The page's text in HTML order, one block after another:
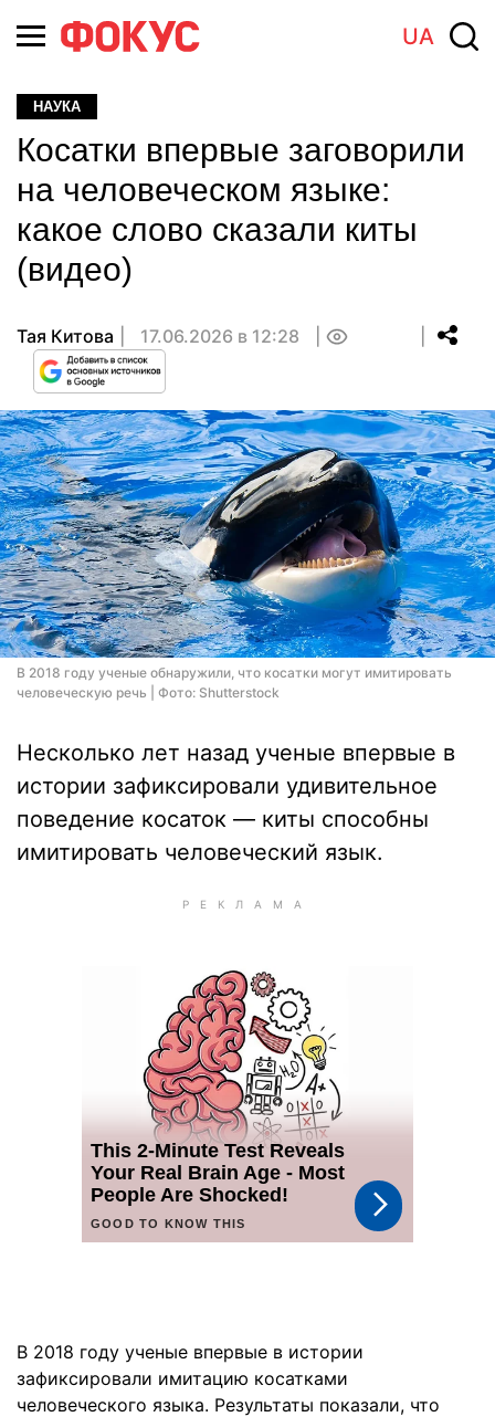
UA
НАУКА
Косатки впервые заговорили
на человеческом языке:
какое слово сказали киты
(видео)
Тая Китова 17.06.2026 в 12:28
В 2018 году ученые обнаружили, что косатки могут имитировать
человеческую речь | Фото: Shutterstock
Несколько лет назад ученые впервые в
истории зафиксировали удивительное
поведение косаток — киты способны
имитировать человеческий язык.
В 2018 году ученые впервые в истории
зафиксировали имитацию косатками
человеческого языка. Результаты показали, что